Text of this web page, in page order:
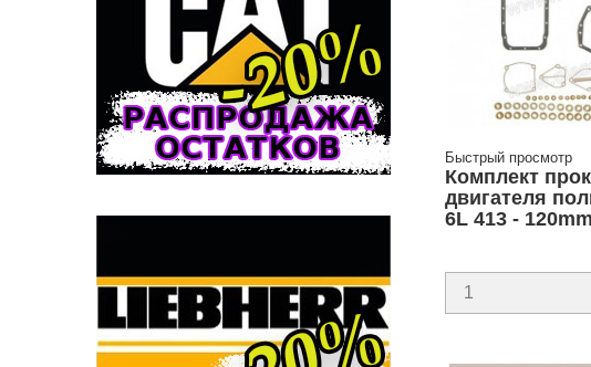
Быстрый просмотр
Комплект
двигателя
6L 413 -